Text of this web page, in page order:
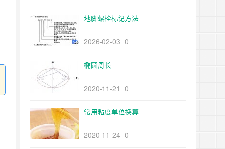
地脚螺栓标记方法
2026-02-03 0
椭圆周长
2020-11-21 0
常用粘度单位换算
2020-11-24 0